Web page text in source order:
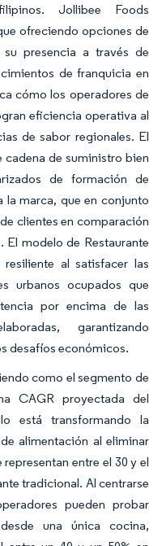
Jollibee Foods
ofreciendo opciones de
presencia a través de
de franquicia en
cómo los operadores de
eficiencia operativa al
de sabor regionales. El
de suministro bien
de formación de
marca, que en conjunto
clientes en comparación
modelo de Restaurante
al satisfacer las
urbanos ocupados que
por encima de las
garantizando
desafíos económicos.
como el segmento de
CAGR proyectada del
está transformando la
alimentación al eliminar
entre el 30 y el
tradicional. Al centrarse
pueden probar
una única cocina,